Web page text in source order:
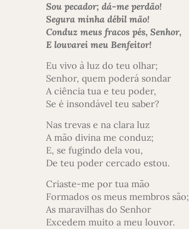
Sou pecador; dá-me perdão!
Segura minha débil mão!
Conduz meus fracos pés, Senhor,
E louvarei meu Benfeitor!
Eu vivo à luz do teu olhar;
Senhor, quem poderá sondar
A ciência tua e teu poder,
Se é insondável teu saber?
Nas trevas e na clara luz
A mão divina me conduz;
E, se fugindo dela vou,
De teu poder cercado estou.
Criaste-me por tua mão
Formados os meus membros são;
As maravilhas do Senhor
Excedem muito a meu louvor.